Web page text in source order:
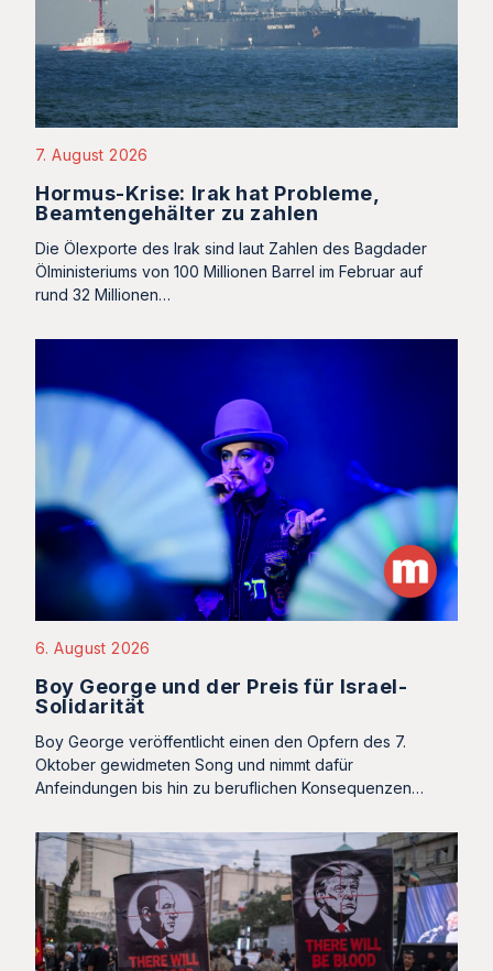
7. August 2026
Hormus-Krise: Irak hat Probleme,
Beamtengehälter zu zahlen
Die Ölexporte des Irak sind laut Zahlen des Bagdader
Ölministeriums von 100 Millionen Barrel im Februar auf
rund 32 Millionen…
6. August 2026
Boy George und der Preis für Israel-
Solidarität
Boy George veröffentlicht einen den Opfern des 7.
Oktober gewidmeten Song und nimmt dafür
Anfeindungen bis hin zu beruflichen Konsequenzen…